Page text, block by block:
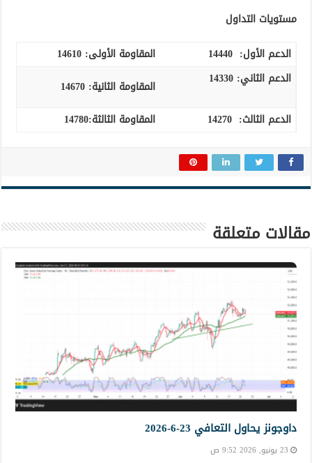
مستويات التداول
الدعم الأول: 14440 المقاومة الأولى: 14610
الدعم الثاني: 14330 المقاومة الثانية: 14670
الدعم الثالث: المقاومة الثالثة:14780
مقالات متعلقة
داوجونز يحاول التعافي 23-6-2026
23 يونيو, 2026 9:52 ص